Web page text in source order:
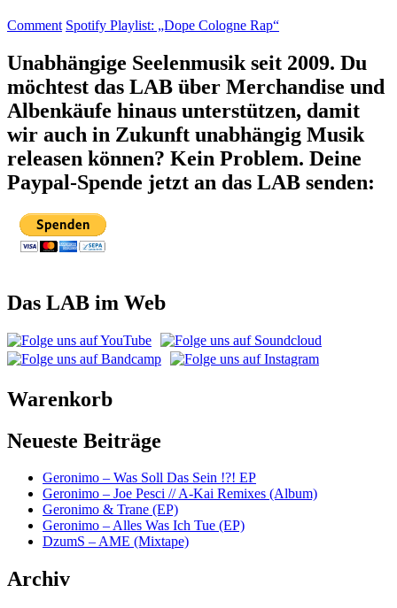
Comment Spotify Playlist: „Dope Cologne Rap“
Unabhängige Seelenmusik seit 2009. Du
möchtest das LAB über Merchandise und
Albenkäufe hinaus unterstützen, damit
wir auch in Zukunft unabhängig Musik
releasen können? Kein Problem. Deine
Paypal-Spende jetzt an das LAB senden:
Das LAB im Web
Warenkorb
Neueste Beiträge
Geronimo – Was Soll Das Sein !?! EP
Geronimo – Joe Pesci // A-Kai Remixes (Album)
Geronimo & Trane (EP)
Geronimo – Alles Was Ich Tue (EP)
DzumS – AME (Mixtape)
Archiv